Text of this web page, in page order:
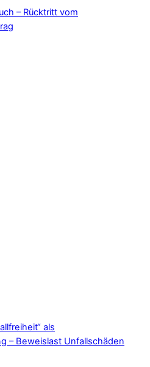
– Rücktritt vom
als
– Beweislast Unfallschäden